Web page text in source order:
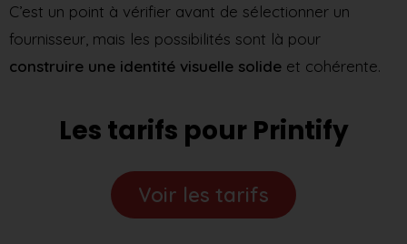
C’est un point à vérifier avant de sélectionner un
fournisseur, mais les possibilités sont là pour
construire une identité visuelle solide et cohérente.
Les tarifs pour Printify
Voir les tarifs